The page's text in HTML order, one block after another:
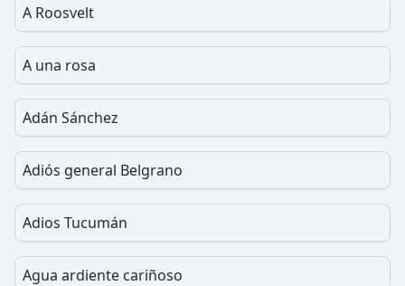
A Roosvelt
A una rosa
Adán Sánchez
Adiós general Belgrano
Adios Tucumán
Agua ardiente cariñoso